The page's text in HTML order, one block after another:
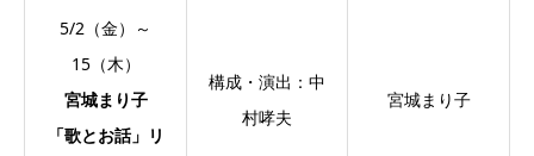
5/2（金）～
15（木）
宮城まり子
「歌とお話」リ
構成・演出：中
村哮夫
宮城まり子